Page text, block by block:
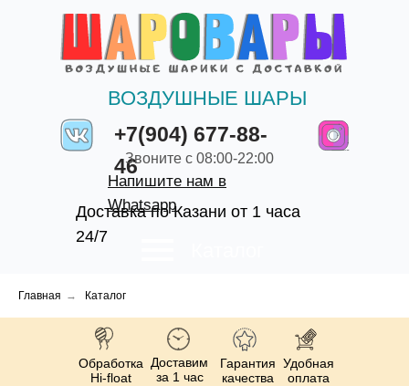
+7(904) 677-88-
46
ВОЗДУШНЫЕ ШАРЫ
Доставка по Казани от 1 часа
24/7
Звоните с 08:00-22:00
Напишите нам в
Whatsapp
Главная → Каталог
Обработка
Hi-float
Доставим
за 1 час
Гарантия
качества
Удобная
оплата